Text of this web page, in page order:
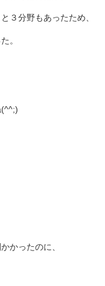
３分野もあったため、
。
(^^;)
かったのに、